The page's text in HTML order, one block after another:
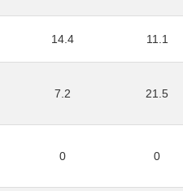
14.4 11.1
7.2 21.5
0 0